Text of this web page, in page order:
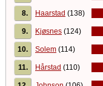
8. Haarstad (138)
9. Kjøsnes (124)
10. Solem (114)
11. Hårstad (110)